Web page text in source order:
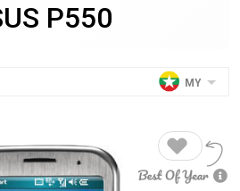
P550
MY